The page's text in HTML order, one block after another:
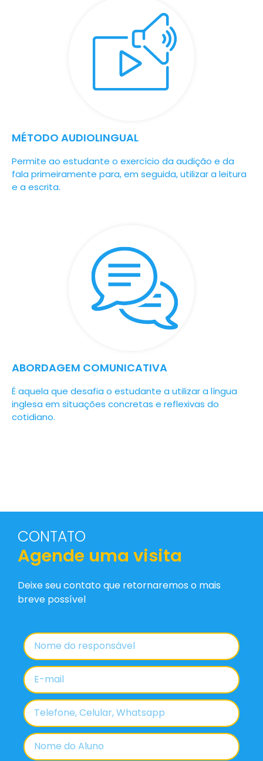
MÉTODO AUDIOLINGUAL
Permite ao estudante o exercício da audição e da
fala primeiramente para, em seguida, utilizar a leitura
e a escrita.
ABORDAGEM COMUNICATIVA
É aquela que desafia o estudante a utilizar a língua
inglesa em situações concretas e reflexivas do
cotidiano.
CONTATO
Agende uma visita
Deixe seu contato que retornaremos o mais
breve possível